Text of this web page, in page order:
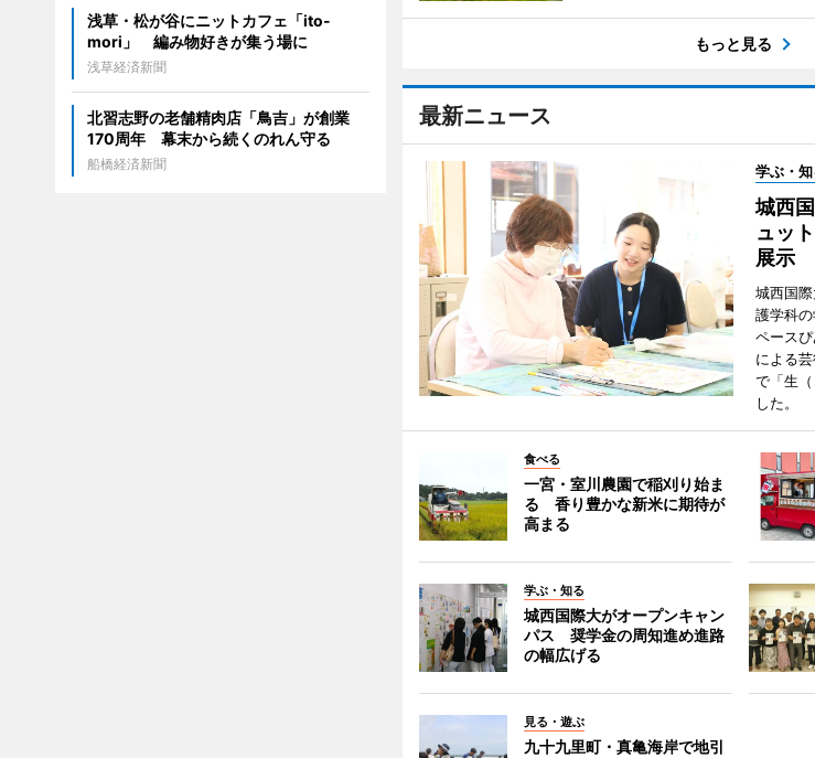
もっと見る
最新ニュース
学ぶ・知
城西
ュッ
展示
城西国
護学科
ペース
による
で「生
した。
食べる
一宮・室川農園で稲刈り始ま
る 香り豊かな新米に期待が
高まる
学ぶ・知る
城西国際大がオープンキャン
パス 奨学金の周知進め進路
の幅広げる
見る・遊ぶ
九十九里町・真亀海岸で地引
浅草・松が谷にニットカフェ「ito-
mori」 編み物好きが集う場に
浅草経済新聞
北習志野の老舗精肉店「鳥吉」が創業
170周年 幕末から続くのれん守る
船橋経済新聞